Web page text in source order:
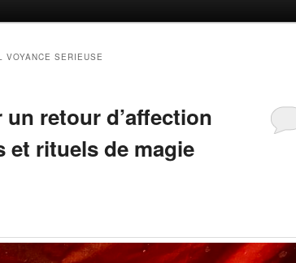
VOYANCE SERIEUSE
retour d’affection
et rituels de magie